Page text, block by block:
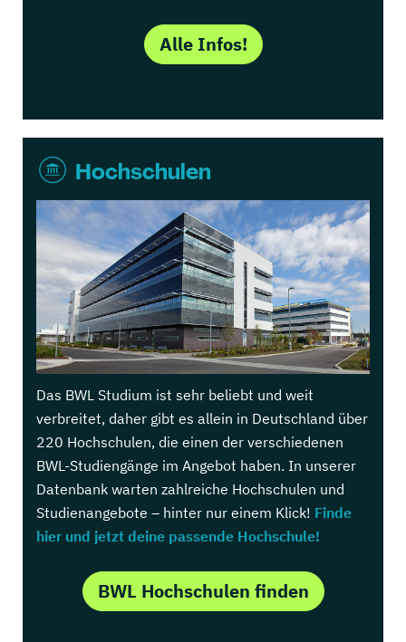
Alle Infos!
Hochschulen
Das BWL Studium ist sehr beliebt und weit
verbreitet, daher gibt es allein in Deutschland über
220 Hochschulen, die einen der verschiedenen
BWL-Studiengänge im Angebot haben. In unserer
Datenbank warten zahlreiche Hochschulen und
Studienangebote – hinter nur einem Klick! Finde
hier und jetzt deine passende Hochschule!
BWL Hochschulen finden